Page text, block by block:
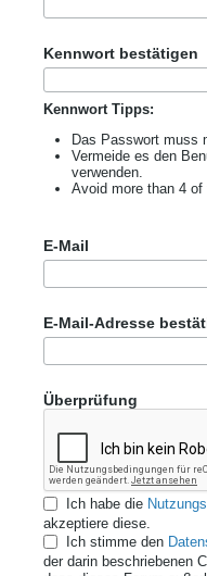
Kennwort bestätigen
Kennwort Tipps:
Das Passwort muss
Vermeide es den
verwenden.
Avoid more than 4
E-Mail
E-Mail-Adresse
Überprüfung
Ich habe die
akzeptiere diese.
Ich stimme den
der darin beschriebenen